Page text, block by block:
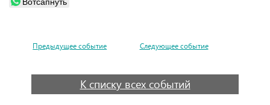
Предыдущее событие Следующее событие
К списку всех событий